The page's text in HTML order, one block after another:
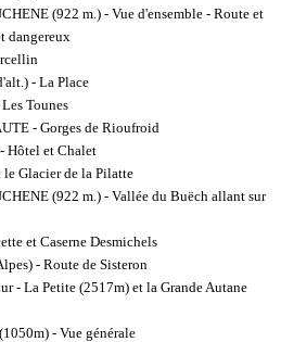
(922 m.) - Vue d'ensemble - Route et
dangereux
- La Place
Tounes
- Gorges de Rioufroid
Hôtel et Chalet
le Glacier de la Pilatte
(922 m.) - Vallée du Buëch allant sur
et Caserne Desmichels
- Route de Sisteron
- La Petite (2517m) et la Grande Autane
- Vue générale